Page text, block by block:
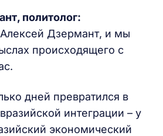
политолог:
Алексей Дзермант, и мы
происходящего с
дней превратился в
интеграции – у
экономический